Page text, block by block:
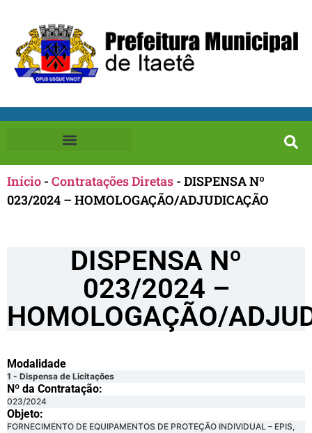
Início - Contratações Diretas - DISPENSA Nº
023/2024 – HOMOLOGAÇÃO/ADJUDICAÇÃO
DISPENSA Nº
023/2024 –
HOMOLOGAÇÃO/
Modalidade
1 - Dispensa de Licitações
Nº da Contratação:
023/2024
Objeto:
FORNECIMENTO DE EQUIPAMENTOS DE PROTEÇÃO INDIVIDUAL – EPIS,